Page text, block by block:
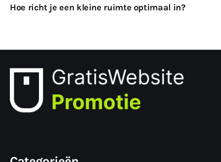
Hoe richt je een kleine ruimte optimaal in?